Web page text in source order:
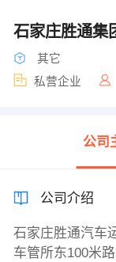
石家庄胜通集
其它
私营企业
公司
公司介绍
石家庄胜通汽车
车管所东100米